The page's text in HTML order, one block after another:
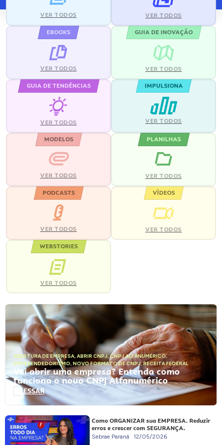
VER TODOS VER TODOS
EBOOKS
VER TODOS
GUIA DE INOVAÇÃO
VER TODOS
GUIA DE TENDÊNCIAS
VER TODOS
IMPULSIONA
VER TODOS
MODELOS
VER TODOS
PLANILHAS
VER TODOS
PODCASTS
VER TODOS
VÍDEOS
VER TODOS
WEBSTORIES
VER TODOS
ABERTURA DE EMPRESA, ABRIR CNPJ,CNPJ ALFANUMÉRICO,
EMPREENDEDORISMO, NOVO FORMATO DE CNPJ,RECEITA FEDERAL
Vai abrir uma empresa? Entenda como
funciona o novo CNPJ Alfanumérico
ACESSAR
Como ORGANIZAR sua EMPRESA. Reduzir
erros e crescer com SEGURANÇA.
Sebrae Paraná 12/05/2026